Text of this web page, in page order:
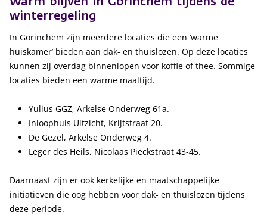
winterregeling
In Gorinchem zijn meerdere locaties die een ‘warme
huiskamer’ bieden aan dak- en thuislozen. Op deze locaties
kunnen zij overdag binnenlopen voor koffie of thee. Sommige
locaties bieden een warme maaltijd.
Yulius GGZ, Arkelse Onderweg 61a.
Inloophuis Uitzicht, Krijtstraat 20.
De Gezel, Arkelse Onderweg 4.
Leger des Heils, Nicolaas Pieckstraat 43-45.
Daarnaast zijn er ook kerkelijke en maatschappelijke
initiatieven die oog hebben voor dak- en thuislozen tijdens
deze periode.